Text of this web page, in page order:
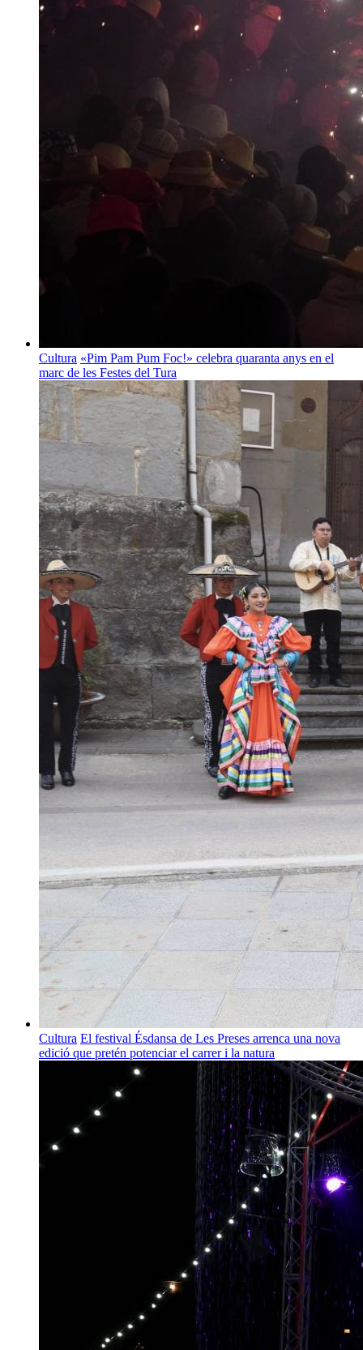
Cultura «Pim Pam Pum Foc!» celebra quaranta anys en el
marc de les Festes del Tura
Cultura El festival Ésdansa de Les Preses arrenca una nova
edició que pretén potenciar el carrer i la natura